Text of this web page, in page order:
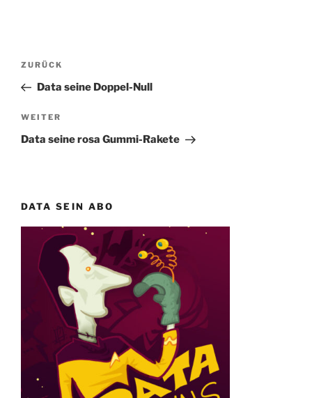
Beitragsnavigation
Vorheriger
Beitrag
ZURÜCK
Data seine Doppel-Null
Nächster
Beitrag
WEITER
Data seine rosa Gummi-Rakete
DATA SEIN ABO